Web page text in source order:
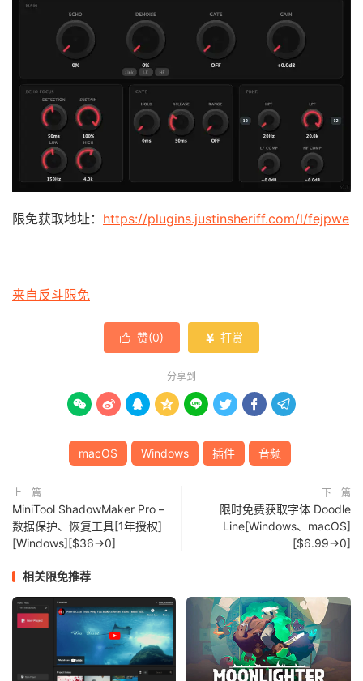
限免获取地址： https://plugins.justinsheriff.com/l/fejpwe
来自反斗限免
 赞(0)  打赏
分享到
       
macOS Windows 插件 音频
上一篇
MiniTool ShadowMaker Pro –
数据保护、恢复工具[1年授权]
[Windows][$36→0]
下一篇
限时免费获取字体 Doodle
Line[Windows、macOS]
[$6.99→0]
相关限免推荐